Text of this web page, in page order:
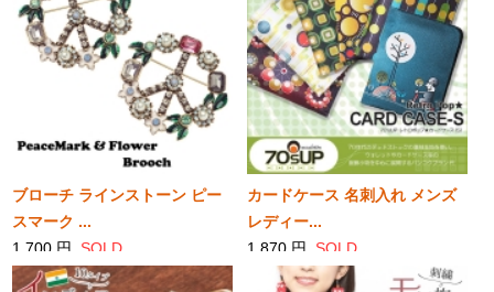
ブローチ ラインストーン ピー
スマーク ...
1,700 円 SOLD
カードケース 名刺入れ メンズ
レディー...
1,870 円 SOLD